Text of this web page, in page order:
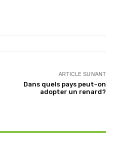
ARTICLE SUIVANT
Dans quels pays peut-on
adopter un renard?